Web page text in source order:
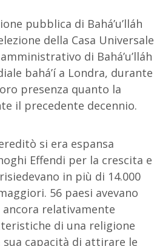
pubblica di Bahá’u’lláh
della Casa Universale
di Bahá’u’lláh
bahá’í a Londra, durante
presenza quanto la
il precedente decennio.
si era espansa
Effendi per la crescita e
in più di 14.000
56 paesi avevano
ancora relativamente
di una religione
sua capacità di attirare le